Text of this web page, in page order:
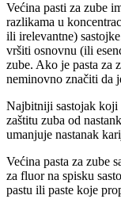
Većina pasti za zube
razlikama u
ili irelevantne)
vršiti osnovnu (ili
zube. Ako je pasta za
neminovno značiti da
Najbitniji sastojak koji
zaštitu zuba od
umanjuje nastanak
Većina pasta za zube
za fluor na spisku
pastu ili paste koje